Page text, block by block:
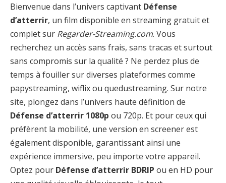
Bienvenue dans l’univers captivant Défense
d’atterrir, un film disponible en streaming gratuit et
complet sur Regarder-Streaming.com. Vous
recherchez un accès sans frais, sans tracas et surtout
sans compromis sur la qualité ? Ne perdez plus de
temps à fouiller sur diverses plateformes comme
papystreaming, wiflix ou quedustreaming. Sur notre
site, plongez dans l’univers haute définition de
Défense d’atterrir 1080p ou 720p. Et pour ceux qui
préfèrent la mobilité, une version en screener est
également disponible, garantissant ainsi une
expérience immersive, peu importe votre appareil.
Optez pour Défense d’atterrir BDRIP ou en HD pour